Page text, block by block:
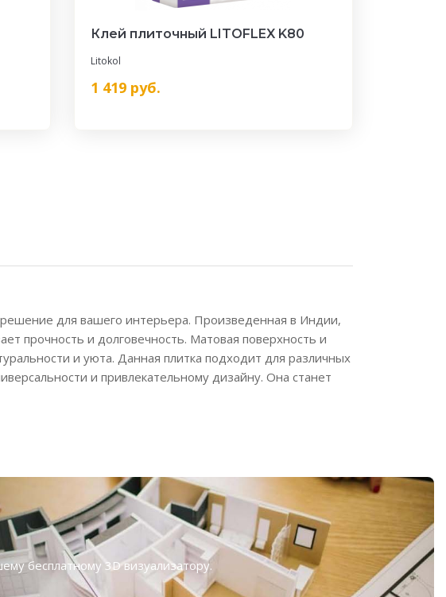
Клей плиточный LITOFLEX K80
Litokol
1 419руб.
для вашего интерьера. Произведенная в Индии,
прочность и долговечность. Матовая поверхность и
и уюта. Данная плитка подходит для различных
и привлекательному дизайну. Она станет
бесплатному3D визуализатору.